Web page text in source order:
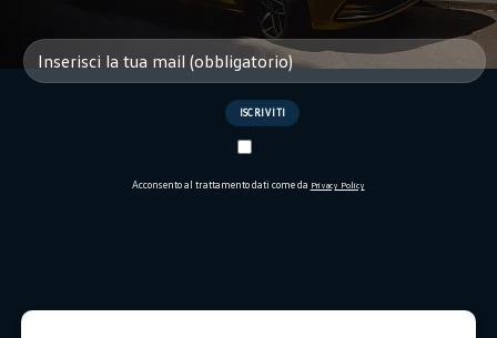
Acconsento al trattamento dati come da Privacy Policy